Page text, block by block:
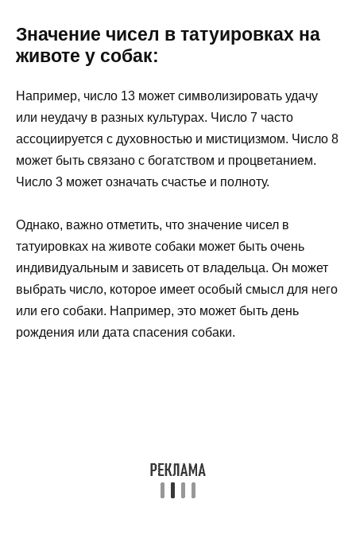
Значение чисел в татуировках на
животе у собак:
Например, число 13 может символизировать удачу
или неудачу в разных культурах. Число 7 часто
ассоциируется с духовностью и мистицизмом. Число 8
может быть связано с богатством и процветанием.
Число 3 может означать счастье и полноту.
Однако, важно отметить, что значение чисел в
татуировках на животе собаки может быть очень
индивидуальным и зависеть от владельца. Он может
выбрать число, которое имеет особый смысл для него
или его собаки. Например, это может быть день
рождения или дата спасения собаки.